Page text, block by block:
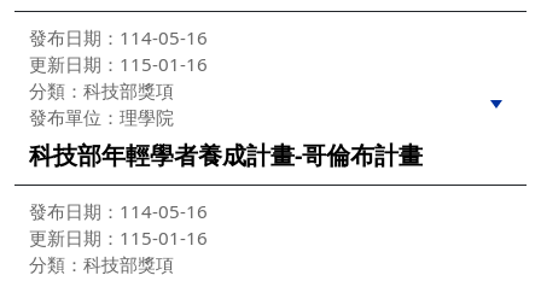
發布日期：114-05-16
更新日期：115-01-16
分類：科技部獎項
發布單位：理學院
科技部年輕學者養成計畫-哥倫布計畫
發布日期：114-05-16
更新日期：115-01-16
分類：科技部獎項